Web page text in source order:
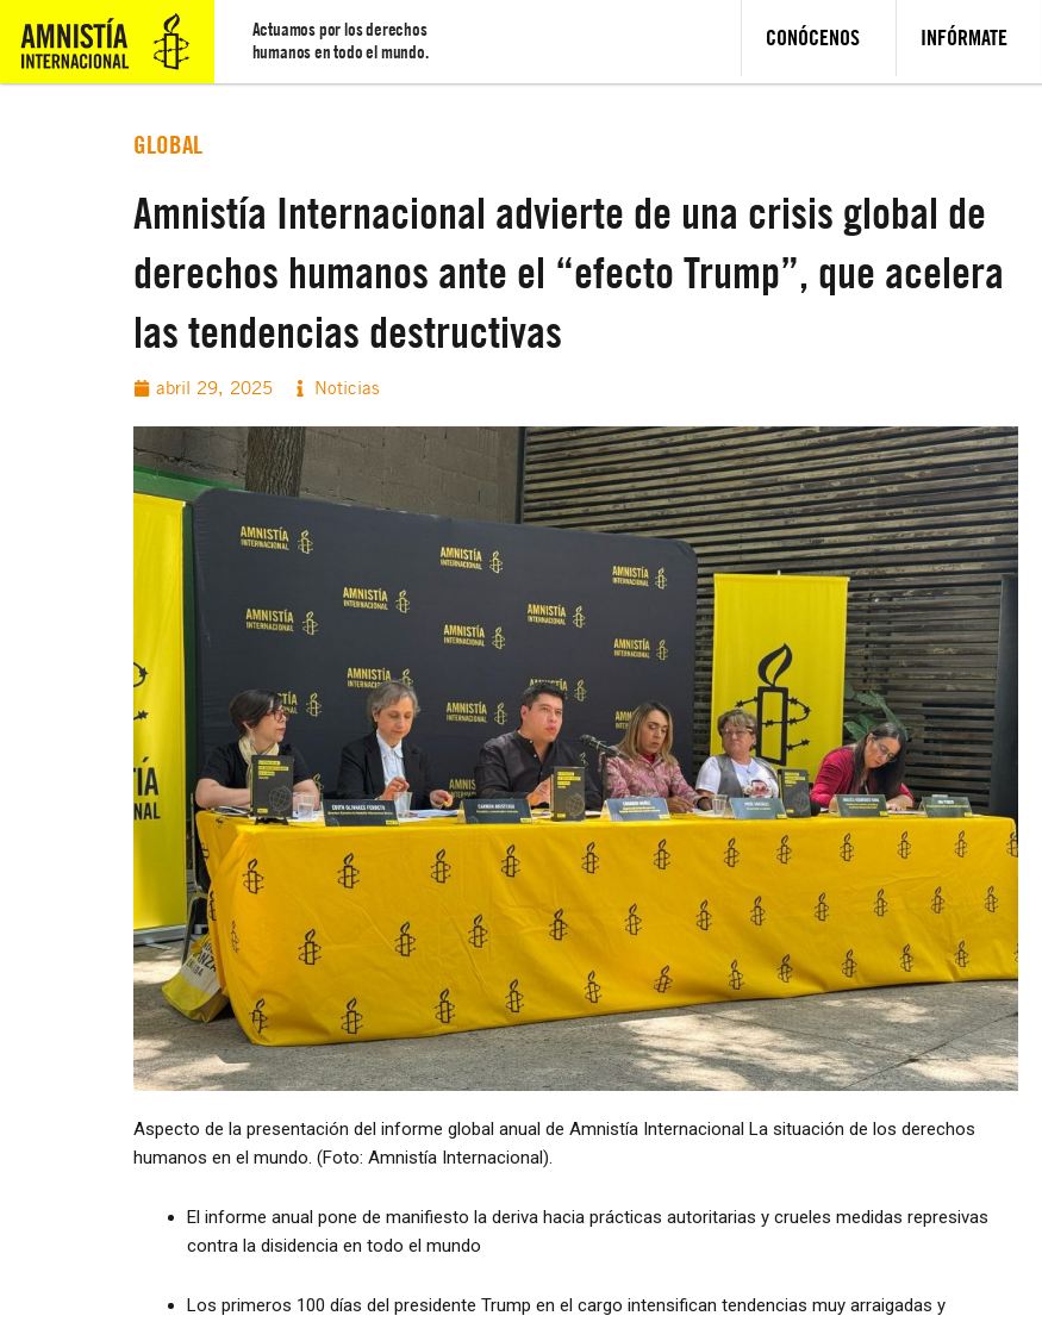
Actuamos por los derechos
humanos en todo el mundo.
CONÓCENOS INFÓRMATE
GLOBAL
Amnistía Internacional advierte de una crisis global de
derechos humanos ante el “efecto Trump”, que acelera
las tendencias destructivas
abril 29, 2025 Noticias
Aspecto de la presentación del informe global anual de Amnistía Internacional La situación de los derechos
humanos en el mundo. (Foto: Amnistía Internacional).
El informe anual pone de manifiesto la deriva hacia prácticas autoritarias y crueles medidas represivas
contra la disidencia en todo el mundo
Los primeros 100 días del presidente Trump en el cargo intensifican tendencias muy arraigadas y